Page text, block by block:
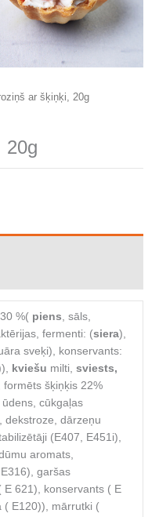
ar šķiņķi, 20g
20g
%( piens, sāls,
fermenti: (siera),
sveķi), konservants:
kviešu milti, sviests,
formēts šķiņķis 22%
cūkgaļas
dekstroze, dārzeņu
(E407, E451i),
aromats,
garšas
E 621), konservants ( E
( E120)), mārrutki (